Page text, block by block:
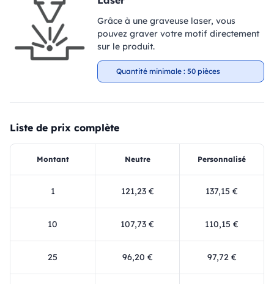
Grâce à une graveuse laser, vous
pouvez graver votre motif directement
sur le produit.
Quantité minimale : 50 pièces
Liste de prix complète
Montant Neutre Personnalisé
1 121,23 € 137,15 €
10 107,73 € 110,15 €
25 96,20 € 97,72 €